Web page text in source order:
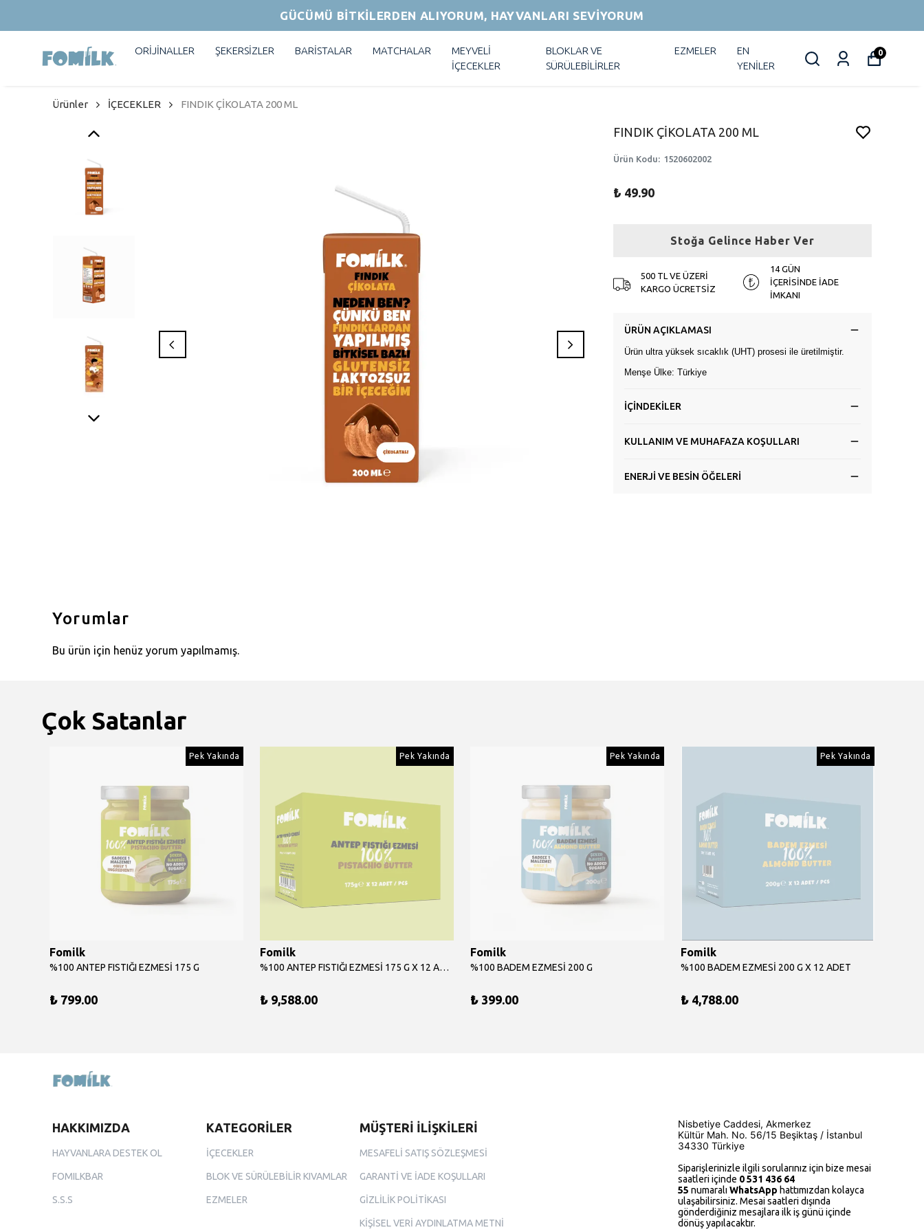
GÜCÜMÜ BİTKİLERDEN ALIYORUM, HAYVANLARI SEVİYORUM
ORİJİNALLER ŞEKERSİZLER BARİSTALAR MATCHALAR
MEYVELİ
İÇECEKLER
BLOKLAR VE
SÜRÜLEBİLİRLER
EZMELER
EN
YENİLER
0
Ürünler İÇECEKLER FINDIK ÇİKOLATA 200 ML
FINDIK ÇİKOLATA 200 ML
Ürün Kodu: 1520602002
₺ 49.90
Stoğa Gelince Haber Ver
500 TL VE ÜZERİ
KARGO ÜCRETSİZ
14 GÜN
İÇERİSİNDE İADE
İMKANI
ÜRÜN AÇIKLAMASI
Ürün ultra yüksek sıcaklık (UHT) prosesi ile üretilmiştir.
Menşe Ülke: Türkiye
İÇİNDEKİLER
KULLANIM VE MUHAFAZA KOŞULLARI
ENERJİ VE BESİN ÖĞELERİ
Yorumlar
Bu ürün için henüz yorum yapılmamış.
Çok Satanlar
Pek Yakında
Fomilk
%100 ANTEP FISTIĞI EZMESİ 175 G
₺ 799.00
Pek Yakında
Fomilk
%100 ANTEP FISTIĞI EZMESİ 175 G X 12 ADET
₺ 9,588.00
Pek Yakında
Fomilk
%100 BADEM EZMESİ 200 G
₺ 399.00
Pek Yakında
Fomilk
%100 BADEM EZMESİ 200 G X 12 ADET
₺ 4,788.00
HAKKIMIZDA
HAYVANLARA DESTEK OL
FOMILKBAR
S.S.S
KATEGORİLER
İÇECEKLER
BLOK VE SÜRÜLEBİLİR KIVAMLAR
EZMELER
MÜŞTERİ İLİŞKİLERİ
MESAFELİ SATIŞ SÖZLEŞMESİ
GARANTİ VE İADE KOŞULLARI
GİZLİLİK POLİTİKASI
KİŞİSEL VERİ AYDINLATMA METNİ
Nisbetiye Caddesi, Akmerkez
Kültür Mah. No. 56/15 Beşiktaş / İstanbul
34330 Türkiye
Siparişlerinizle ilgili sorularınız için bize mesai
saatleri içinde 0 531 436 64
55 numaralıWhatsApp hattımızdan kolayca
ulaşabilirsiniz. Mesai saatleri dışında
gönderdiğiniz mesajlara ilk iş günü içinde
dönüş yapılacaktır.